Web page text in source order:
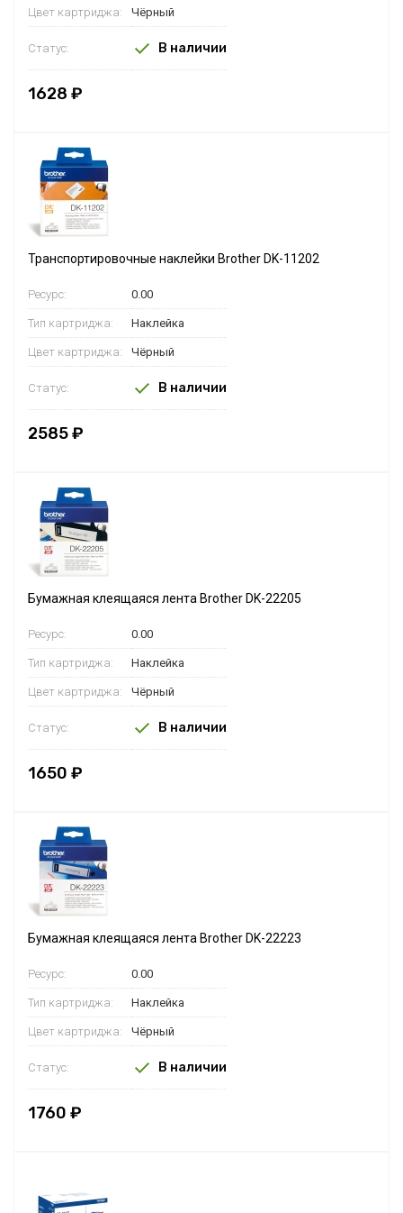
Цвет картриджа: Чёрный
Статус: В наличии
1628 ₽
Транспортировочные наклейки Brother DK-11202
Ресурс: 0.00
Тип картриджа: Наклейка
Цвет картриджа: Чёрный
Статус: В наличии
2585 ₽
Бумажная клеящаяся лента Brother DK-22205
Ресурс: 0.00
Тип картриджа: Наклейка
Цвет картриджа: Чёрный
Статус: В наличии
1650 ₽
Бумажная клеящаяся лента Brother DK-22223
Ресурс: 0.00
Тип картриджа: Наклейка
Цвет картриджа: Чёрный
Статус: В наличии
1760 ₽